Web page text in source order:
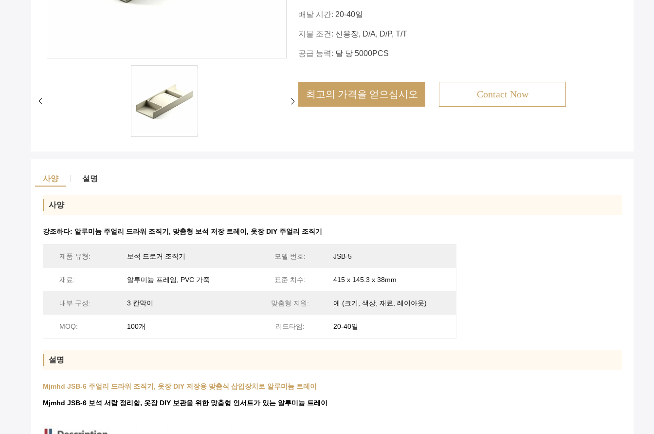
배달 시간: 20-40일
지불 조건: 신용장, D/A, D/P, T/T
공급 능력: 달 당 5000PCS
최고의 가격을 얻으십시오 Contact Now
사양 설명
사양
강조하다: 알루미늄 주얼리 드라워 조직기 , 맞춤형 보석 저장 트레이 , 옷장 DIY 주얼리 조직기
제품 유형: 보석 드로거 조직기 모델 번호: JSB-5
재료: 알루미늄 프레임, PVC 가죽 표준 치수: 415 x 145.3 x 38mm
내부 구성: 3 칸막이 맞춤형 지원: 예 (크기, 색상, 재료, 레이아웃)
MOQ: 100개 리드타임: 20-40일
설명
Mjmhd JSB-6 주얼리 드라워 조직기, 옷장 DIY 저장용 맞춤식 삽입장치로 알루미늄 트레이
Mjmhd JSB-6 보석 서랍 정리함, 옷장 DIY 보관을 위한 맞춤형 인서트가 있는 알루미늄 트레이